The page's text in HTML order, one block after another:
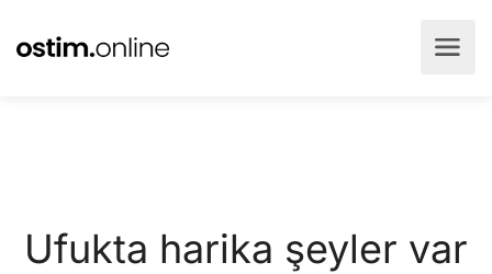
Ufukta harika şeyler var